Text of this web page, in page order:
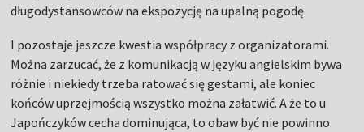
długodystansowców na ekspozycję na upalną pogodę.
I pozostaje jeszcze kwestia współpracy z organizatorami.
Można zarzucać, że z komunikacją w języku angielskim bywa
różnie i niekiedy trzeba ratować się gestami, ale koniec
końców uprzejmością wszystko można załatwić. A że to u
Japończyków cecha dominująca, to obaw być nie powinno.